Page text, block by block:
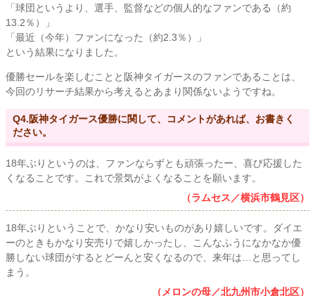
「球団というより、選手、監督などの個人的なファンである（約
13.2％）」
「最近（今年）ファンになった（約2.3％）」
という結果になりました。
優勝セールを楽しむことと阪神タイガースのファンであることは、
今回のリサーチ結果から考えるとあまり関係ないようですね。
Q4.阪神タイガース優勝に関して、コメントがあれば、お書きく
ださい。
18年ぶりというのは、ファンならずとも頑張ったー、喜び応援した
くなることです。これで景気がよくなることを願います。
（ラムセス／横浜市鶴見区）
18年ぶりということで、かなり安いものがあり嬉しいです。ダイエ
ーのときもかなり安売りで嬉しかったし、こんなふうになかなか優
勝しない球団がするとどーんと安くなるので、来年は…と思ってし
まう。
（メロンの母／北九州市小倉北区）